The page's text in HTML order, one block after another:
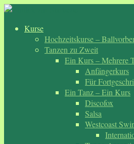
Zum
springenKurse
Hochzeitskurse –
Tanzen zu Zweit
Ein Kurs – Mehrere
Anfängerkurs
Für
Ein Tanz – Ein Kurs
Discofox
Salsa
Westcoast